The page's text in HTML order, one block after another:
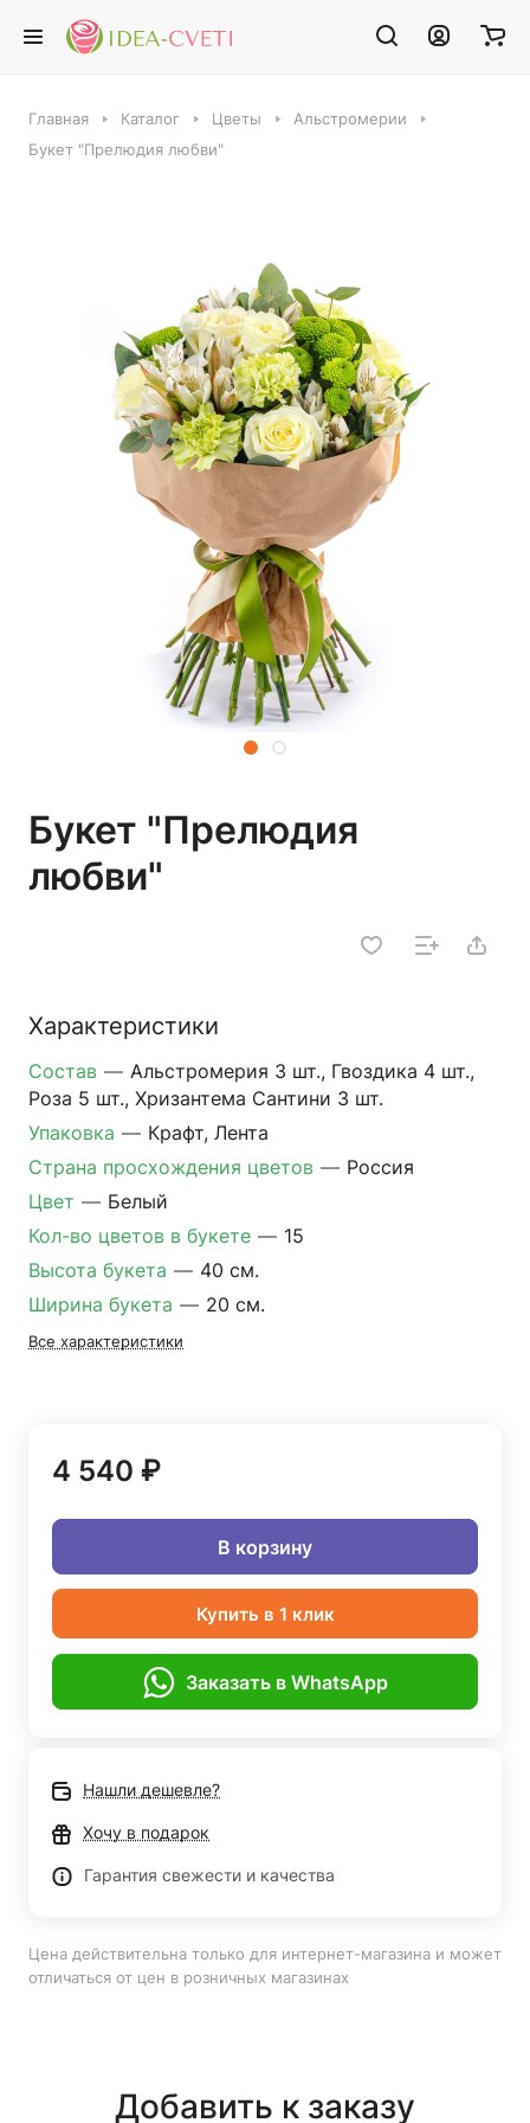
Главная Каталог Цветы
Альстромерии
Букет "Прелюдия любви"
Букет "Прелюдия
любви"
Характеристики
Состав — Альстромерия 3 шт., Гвоздика 4 шт.,
Роза 5 шт., Хризантема Сантини 3 шт.
Упаковка — Крафт, Лента
Страна просхождения цветов — Россия
Цвет — Белый
Кол-во цветов в букете — 15
Высота букета — 40 см.
Ширина букета — 20 см.
Все характеристики
4 540 ₽
В корзину
Купить в 1 клик
Заказать в WhatsApp
Нашли дешевле?
Хочу в подарок
Гарантия свежести и качества
Цена действительна только для интернет-магазина и может
отличаться от цен в розничных магазинах
Добавить к заказу